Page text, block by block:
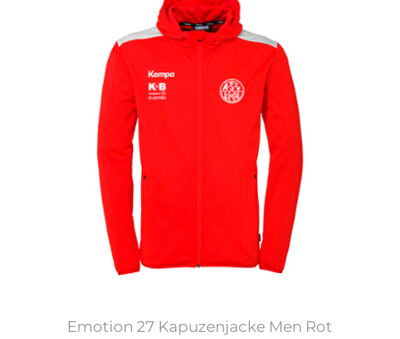
Emotion 27 Kapuzenjacke Men Rot